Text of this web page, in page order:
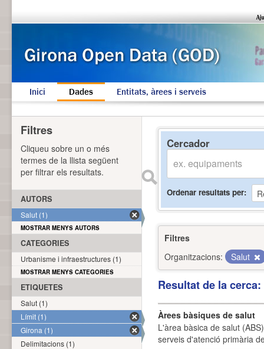
Inici Dades Entitats, àrees i serveis
Cercador
Ordenar resultats per
Filtres
Organitzacions:
Salut
Resultat de la
Àrees bàsiques de salut
L'àrea bàsica de salut
serveis d'atenció primària
Filtres
Cliqueu sobre un o més
termes de la llista següent
per filtrar els resultats.
AUTORS
Salut (1)
MOSTRAR MENYS AUTORS
CATEGORIES
Urbanisme i infraestructures (1)
MOSTRAR MENYS CATEGORIES
ETIQUETES
Salut (1)
Límit (1)
Girona (1)
Delimitacions (1)